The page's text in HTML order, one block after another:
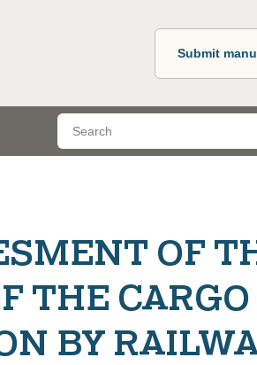
Submit
OF
THE CARGO
BY